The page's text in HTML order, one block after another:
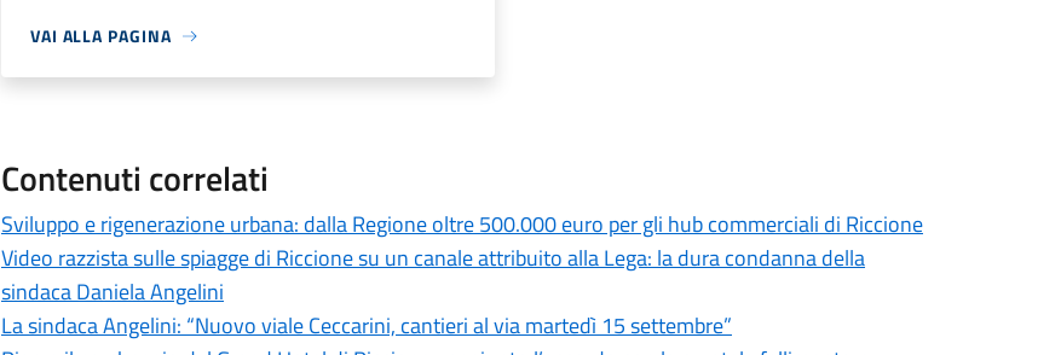
VAI ALLA PAGINA
Contenuti correlati
Sviluppo e rigenerazione urbana: dalla Regione oltre 500.000 euro per gli hub commerciali di Riccione
Video razzista sulle spiagge di Riccione su un canale attribuito alla Lega: la dura condanna della
sindaca Daniela Angelini
La sindaca Angelini: “Nuovo viale Ceccarini, cantieri al via martedì 15 settembre”